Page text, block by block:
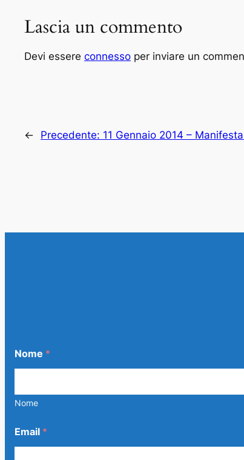
Lascia un commento
Devi essere connesso per inviare un
← Precedente: 11 Gennaio 2014 –
Nome *
Nome
Email *